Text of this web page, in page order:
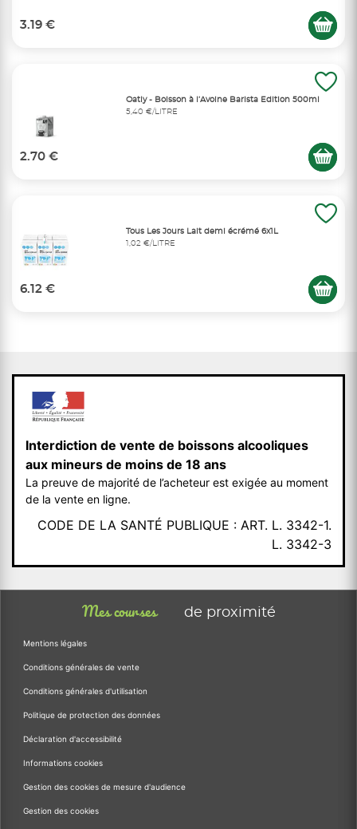
3.19 €
Oatly - Boisson à l’Avoine Barista Edition 500ml
5,40 €/LITRE
2.70 €
Tous Les Jours Lait demi écrémé 6x1L
1,02 €/LITRE
6.12 €
Interdiction de vente de boissons alcooliques
aux mineurs de moins de 18 ans
La preuve de majorité de l’acheteur est exigée au moment
de la vente en ligne.
CODE DE LA SANTÉ PUBLIQUE : ART. L. 3342-1.
L. 3342-3
Mes courses de proximité
Mentions légales
Conditions générales de vente
Conditions générales d'utilisation
Politique de protection des données
Déclaration d'accessibilité
Informations cookies
Gestion des cookies de mesure d'audience
Gestion des cookies